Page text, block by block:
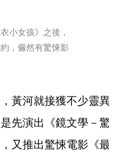
小女孩》之後，
，儼然有驚悚影
黃河就接獲不少靈異
先演出《鏡文學－驚
又推出驚悚電影《最